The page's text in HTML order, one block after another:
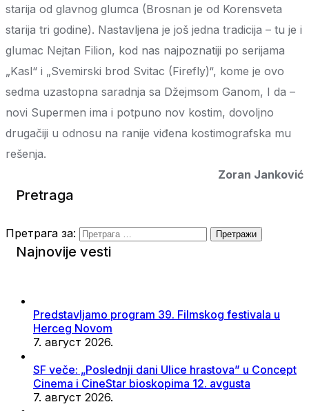
starija od glavnog glumca (Brosnan je od Korensveta
starija tri godine). Nastavljena je još jedna tradicija – tu je i
glumac Nejtan Filion, kod nas najpoznatiji po serijama
„Kasl“ i „Svemirski brod Svitac (Firefly)“, kome je ovo
sedma uzastopna saradnja sa Džejmsom Ganom, I da –
novi Supermen ima i potpuno nov kostim, dovoljno
drugačiji u odnosu na ranije viđena kostimografska mu
rešenja.
Zoran Janković
Pretraga
Претрага за:
Najnovije vesti
Predstavljamo program 39. Filmskog festivala u
Herceg Novom
7. август 2026.
SF veče: „Poslednji dani Ulice hrastova” u Concept
Cinema i CineStar bioskopima 12. avgusta
7. август 2026.